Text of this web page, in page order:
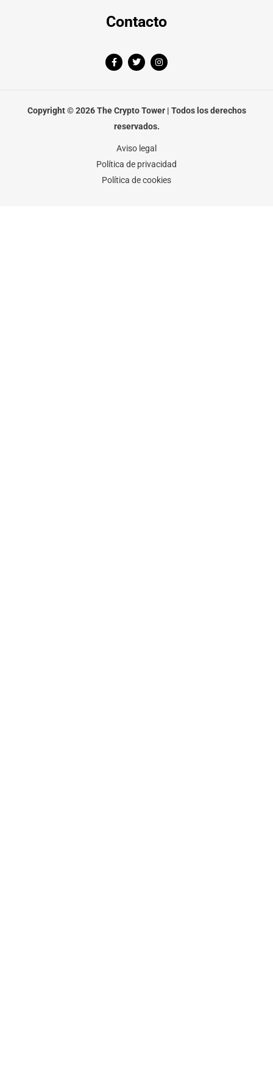
Contacto
F
a
o
-
T
w
r
I
n
r
m
Copyright © 2026 The Crypto Tower | Todos los derechos
reservados.
Aviso legal
Política de privacidad
Política de cookies